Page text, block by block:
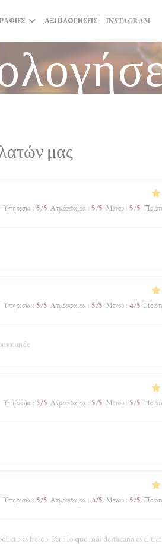
ΑΞΙΟΛΟΓΉΣΕΙΣ INSTAGRAM
μας
Υπηρεσία: 5/5 Ατμόσφαιρα: 5/5 Μενού: 5/5
Υπηρεσία: 5/5 Ατμόσφαιρα: 5/5 Μενού: 4/5
Υπηρεσία: 5/5 Ατμόσφαιρα: 5/5 Μενού: 5/5
Υπηρεσία: 5/5 Ατμόσφαιρα: 4/5 Μενού: 5/5
es fresco. Pero lo que más destacaría es el